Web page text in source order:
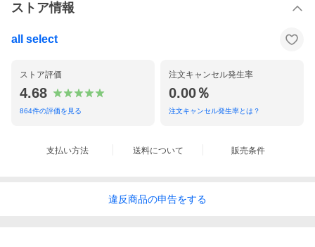
ストア情報
all select
ストア評価
4.68
864件の評価を見る
注文キャンセル発生率
0.00％
注文キャンセル発生率とは？
支払い方法 送料について 販売条件
違反商品の申告をする